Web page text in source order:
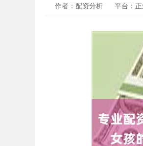
作者：配资分析 平台：